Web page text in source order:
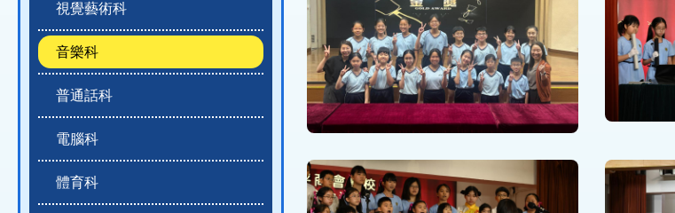
視覺藝術科
音樂科
普通話科
電腦科
體育科